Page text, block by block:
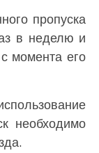
пропуска
в неделю и
момента его
необходимо